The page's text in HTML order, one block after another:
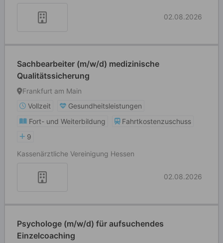
02.08.2026
Sachbearbeiter (m/w/d) medizinische
Qualitätssicherung
Frankfurt am Main
Vollzeit
Gesundheitsleistungen
Fort- und Weiterbildung
Fahrtkostenzuschuss
9
Kassenärztliche Vereinigung Hessen
02.08.2026
Psychologe (m/w/d) für aufsuchendes
Einzelcoaching